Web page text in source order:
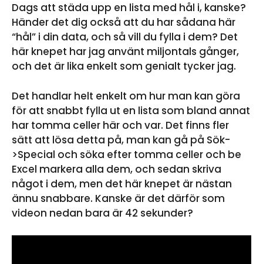
Dags att städa upp en lista med hål i, kanske?
Händer det dig också att du har sådana här
“hål” i din data, och så vill du fylla i dem? Det
här knepet har jag använt miljontals gånger,
och det är lika enkelt som genialt tycker jag.
Det handlar helt enkelt om hur man kan göra
för att snabbt fylla ut en lista som bland annat
har tomma celler här och var. Det finns fler
sätt att lösa detta på, man kan gå på Sök-
>Special och söka efter tomma celler och be
Excel markera alla dem, och sedan skriva
något i dem, men det här knepet är nästan
ännu snabbare. Kanske är det därför som
videon nedan bara är 42 sekunder?